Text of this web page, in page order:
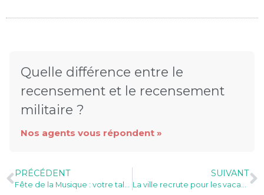
Quelle différence entre le
recensement et le recensement
militaire ?
Nos agents vous répondent »
PRÉCÉDENT
Fête de la Musique : votre talent à l’honneur (inscriptions terminées)
SUIVANT
La ville recrute pour les vacances ! (attention – réponses avant le 28 juin 2023 !)